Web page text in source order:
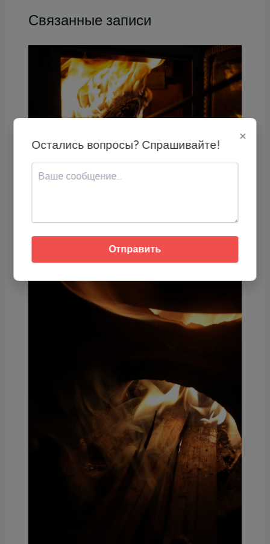
Связанные записи
или стальная?
×
Остались вопросы? Спрашивайте!
Отправить